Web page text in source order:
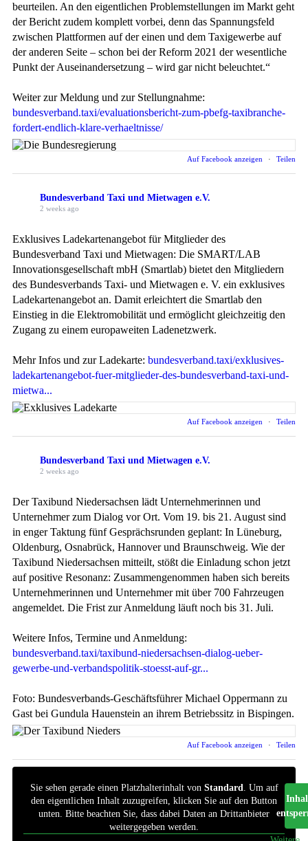
beurteilen. An den eigentlichen Problemstellungen im Markt geht
der Bericht zudem komplett vorbei, denn das Spannungsfeld
zwischen Plattformen auf der einen und dem Taxigewerbe auf
der anderen Seite – schon bei der Reform 2021 der wesentliche
Punkt der Auseinandersetzung – wird gar nicht beleuchtet.“
Weiter zur Meldung und zur Stellungnahme:
bundesverband.taxi/evaluationsbericht-zum-pbefg-taxibranche-
fordert-endlich-klare-verhaeltnisse/
Auf Facebook anzeigen · Teilen
Bundesverband Taxi und Mietwagen e.V.
2 weeks ago
Exklusives Ladekartenangebot für Mitglieder des
Bundesverband Taxi und Mietwagen: Die SMART/LAB
Innovationsgesellschaft mbH (Smartlab) bietet den Mitgliedern
des Bundesverbands Taxi- und Mietwagen e. V. ein exklusives
Ladekartenangebot an. Damit erleichtert die Smartlab den
Einstieg in die Elektromobilität und ermöglicht gleichzeitig den
Zugang zu einem europaweiten Ladenetzwerk.
Mehr Infos und zur Ladekarte: bundesverband.taxi/exklusives-
ladekartenangebot-fuer-mitglieder-des-bundesverband-taxi-und-
mietwa...
Auf Facebook anzeigen · Teilen
Bundesverband Taxi und Mietwagen e.V.
2 weeks ago
Der Taxibund Niedersachsen lädt Unternehmerinnen und
Unternehmer zum Dialog vor Ort. Vom 19. bis 21. August sind
in enger Taktung fünf Gesprächsrunden geplant: In Lüneburg,
Oldenburg, Osnabrück, Hannover und Braunschweig. Wie der
Taxibund Niedersachsen mitteilt, stößt die Einladung schon jetzt
auf positive Resonanz: Zusammengenommen haben sich bereits
Unternehmerinnen und Unternehmer mit über 700 Fahrzeugen
angemeldet. Die Frist zur Anmeldung läuft noch bis 31. Juli.
Weitere Infos, Termine und Anmeldung:
bundesverband.taxi/taxibund-niedersachsen-dialog-ueber-
gewerbe-und-verbandspolitik-stoesst-auf-gr...
Foto: Bundesverbands-Geschäftsführer Michael Oppermann zu
Gast bei Gundula Hauenstein an ihrem Betriebssitz in Bispingen.
Auf Facebook anzeigen · Teilen
Sie sehen gerade einen Platzhalterinhalt von Standard. Um auf
den eigentlichen Inhalt zuzugreifen, klicken Sie auf den Button
unten. Bitte beachten Sie, dass dabei Daten an Drittanbieter
weitergegeben werden.